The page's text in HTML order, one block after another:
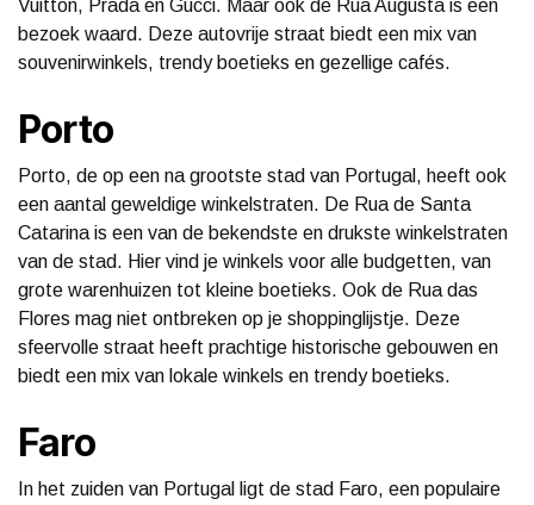
Vuitton, Prada en Gucci. Maar ook de Rua Augusta is een
bezoek waard. Deze autovrije straat biedt een mix van
souvenirwinkels, trendy boetieks en gezellige cafés.
Porto
Porto, de op een na grootste stad van Portugal, heeft ook
een aantal geweldige winkelstraten. De Rua de Santa
Catarina is een van de bekendste en drukste winkelstraten
van de stad. Hier vind je winkels voor alle budgetten, van
grote warenhuizen tot kleine boetieks. Ook de Rua das
Flores mag niet ontbreken op je shoppinglijstje. Deze
sfeervolle straat heeft prachtige historische gebouwen en
biedt een mix van lokale winkels en trendy boetieks.
Faro
In het zuiden van Portugal ligt de stad Faro, een populaire